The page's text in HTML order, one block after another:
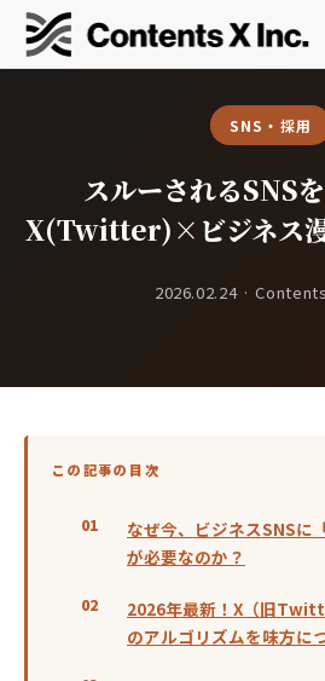
SNS・採用
スルーされるSNS
X(Twitter)×ビジネス漫
2026.02.24 ·
この記事の目次
なぜ今、ビジネスSNSに
が必要なのか？
2026年最新！X（旧
のアルゴリズムを味方に